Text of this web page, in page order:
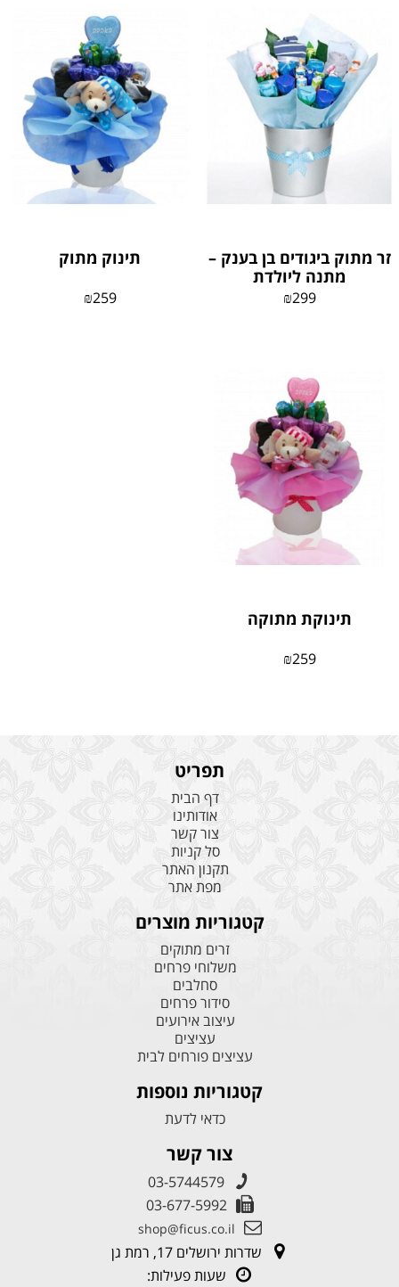
זר מתוק ביגודים בן בענק –
מתנה ליולדת
₪299
תינוק מתוק
₪259
תינוקת מתוקה
₪259
תפריט
דף הבית
אודותינו
צור קשר
סל קניות
תקנון האתר
מפת אתר
קטגוריות מוצרים
זרים מתוקים
משלוחי פרחים
סחלבים
סידור פרחים
עיצוב אירועים
עציצים
עציצים פורחים לבית
קטגוריות נוספות
כדאי לדעת
צור קשר
03-5744579
03-677-5992
shop@ficus.co.il
שדרות ירושלים 17, רמת גן
שעות פעילות: